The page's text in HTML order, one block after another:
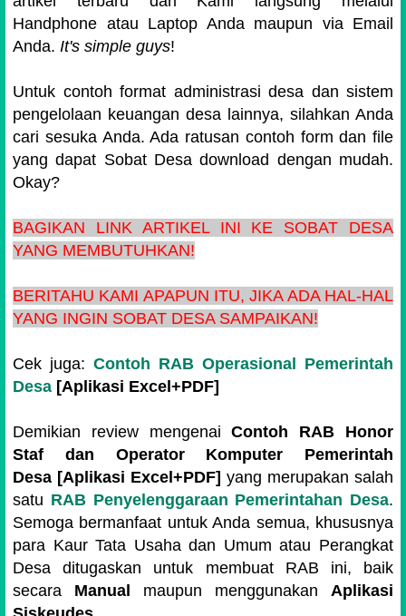
Handphone atau Laptop Anda maupun via Email
Anda. It's simple guys!
Untuk contoh format administrasi desa dan sistem
pengelolaan keuangan desa lainnya, silahkan Anda
cari sesuka Anda. Ada ratusan contoh form dan file
yang dapat Sobat Desa download dengan mudah.
Okay?
BAGIKAN LINK ARTIKEL INI KE SOBAT DESA
YANG MEMBUTUHKAN!
BERITAHU KAMI APAPUN ITU, JIKA ADA HAL-HAL
YANG INGIN SOBAT DESA SAMPAIKAN!
Cek juga: Contoh RAB Operasional Pemerintah
Desa [Aplikasi Excel+PDF]
Demikian review mengenaiContoh RAB Honor
Staf dan Operator Komputer Pemerintah
Desa [Aplikasi Excel+PDF] yang merupakan salah
satu RAB Penyelenggaraan Pemerintahan Desa.
Semoga bermanfaat untuk Anda semua, khususnya
para Kaur Tata Usaha dan Umum atau Perangkat
Desa ditugaskan untuk membuat RAB ini, baik
secara Manual maupun menggunakan Aplikasi